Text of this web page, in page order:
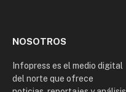
NOSOTROS
Infopress es el medio digital
del norte que ofrece